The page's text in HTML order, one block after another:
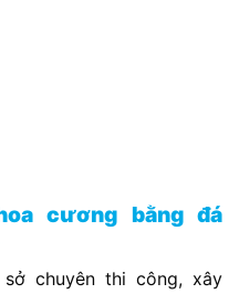
cương bằng đá
chuyên thi công, xây